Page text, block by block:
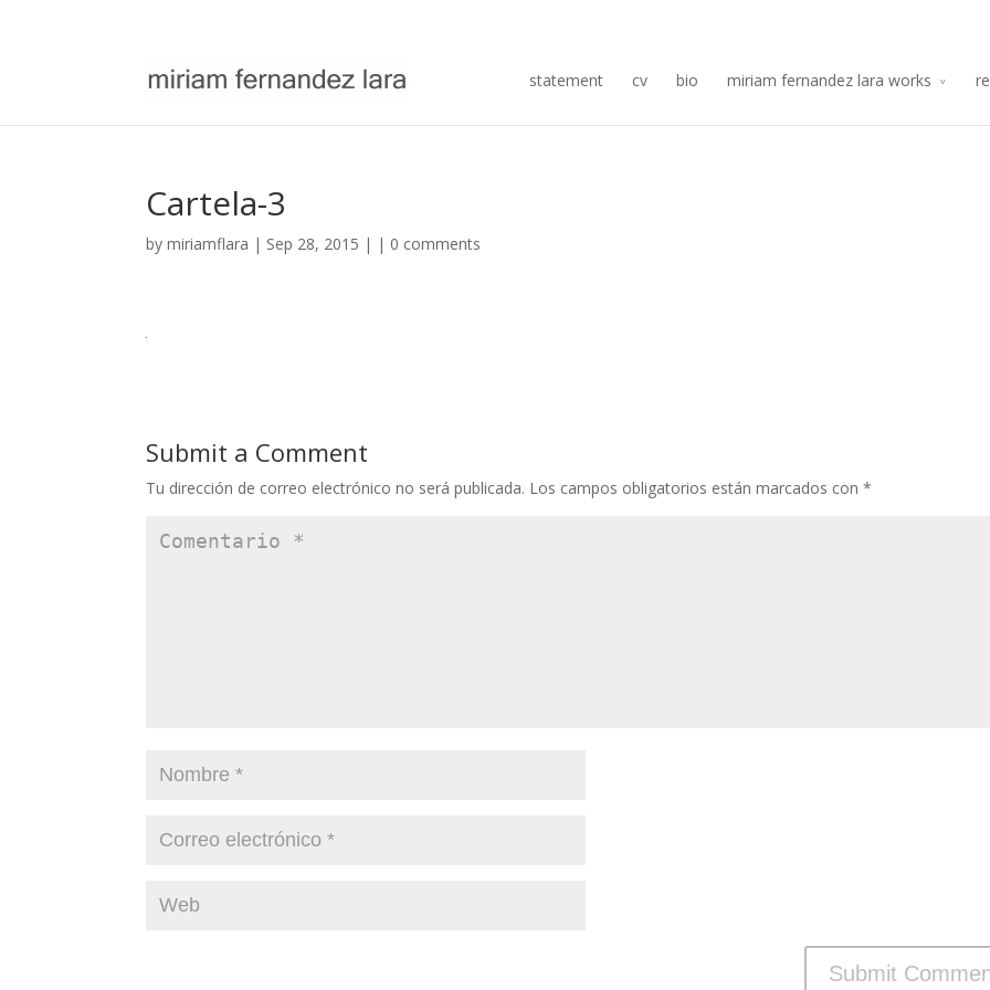
statement cv bio miriam fernandez lara works
Cartela-3
by miriamflara | Sep 28, 2015 | | 0 comments
Submit a Comment
Tu dirección de correo electrónico no será publicada. Los campos obligatorios están marcados con *